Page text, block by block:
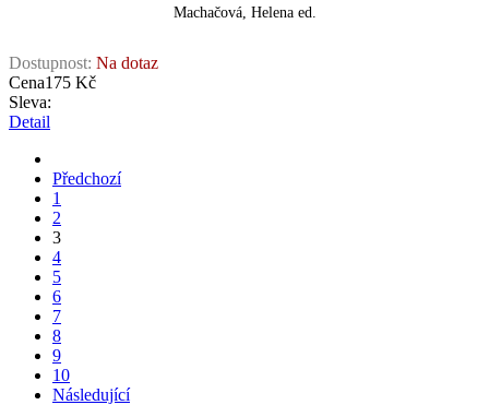
Machačová, Helena ed.
Dostupnost: Na dotaz
Cena175 Kč
Sleva:
Detail
Předchozí
1
2
3
4
5
6
7
8
9
10
Následující